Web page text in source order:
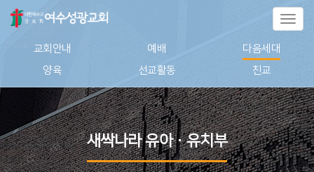
교회안내 예배
다음세대
양육
선교활동 친교
새싹나라 유아·유치부